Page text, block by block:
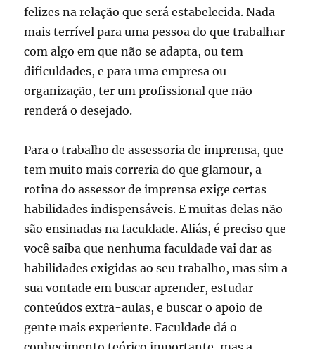
felizes na relação que será estabelecida. Nada
mais terrível para uma pessoa do que trabalhar
com algo em que não se adapta, ou tem
dificuldades, e para uma empresa ou
organização, ter um profissional que não
renderá o desejado.
Para o trabalho de assessoria de imprensa, que
tem muito mais correria do que glamour, a
rotina do assessor de imprensa exige certas
habilidades indispensáveis. E muitas delas não
são ensinadas na faculdade. Aliás, é preciso que
você saiba que nenhuma faculdade vai dar as
habilidades exigidas ao seu trabalho, mas sim a
sua vontade em buscar aprender, estudar
conteúdos extra-aulas, e buscar o apoio de
gente mais experiente. Faculdade dá o